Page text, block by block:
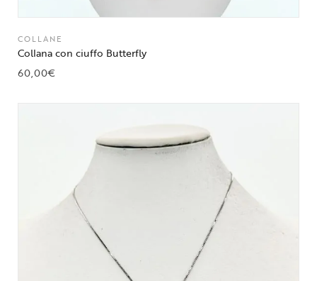
COLLANE
Collana con ciuffo Butterfly
60,00€